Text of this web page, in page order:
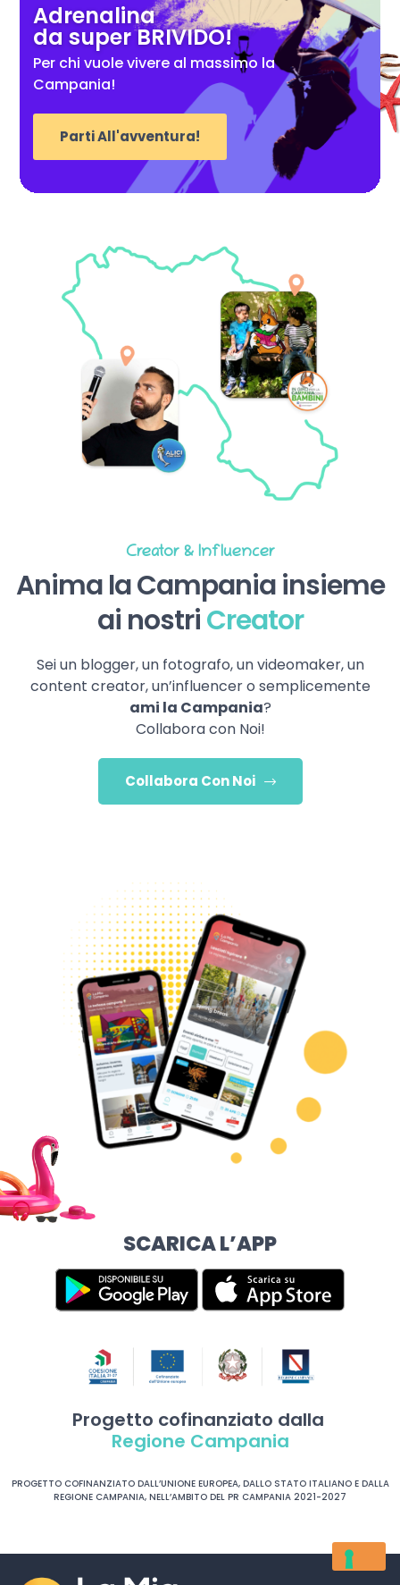
Adrenalina
da super BRIVIDO!
Per chi vuole vivere al massimo la
Campania!
Parti All'avventura!
Creator & Influencer
Anima la Campania insieme
ai nostriCreator
Sei un blogger, un fotografo, un videomaker, un
content creator, un’influencer o semplicemente
ami la Campania?
Collabora con Noi!
Collabora Con Noi
SCARICA L’APP
Progetto cofinanziato dalla
Regione Campania
PROGETTO COFINANZIATO DALL’UNIONE EUROPEA, DALLO STATO ITALIANO E DALLA
REGIONE CAMPANIA, NELL’AMBITO DEL PR CAMPANIA 2021-2027